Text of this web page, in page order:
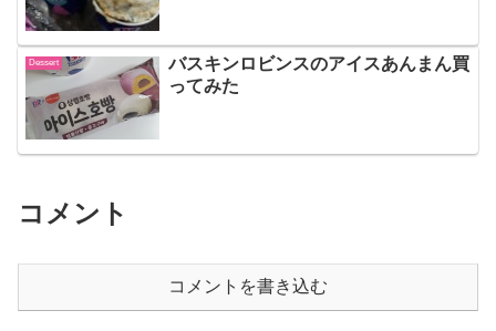
Dessert
バスキンロビンスのアイスあんまん買
ってみた
コメント
コメントを書き込む